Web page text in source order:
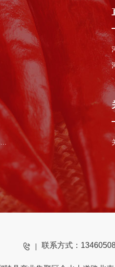
农得丰资讯
联系方式：